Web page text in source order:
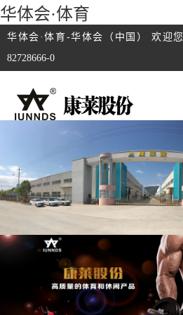
华体会·体育
华体会·体育-华体会（中国） 欢迎
82728666-0